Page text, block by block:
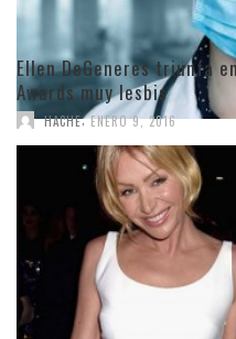
Ellen DeGeneres triunfa
Awards muy lesbis
HACHE, ENERO 9, 2016